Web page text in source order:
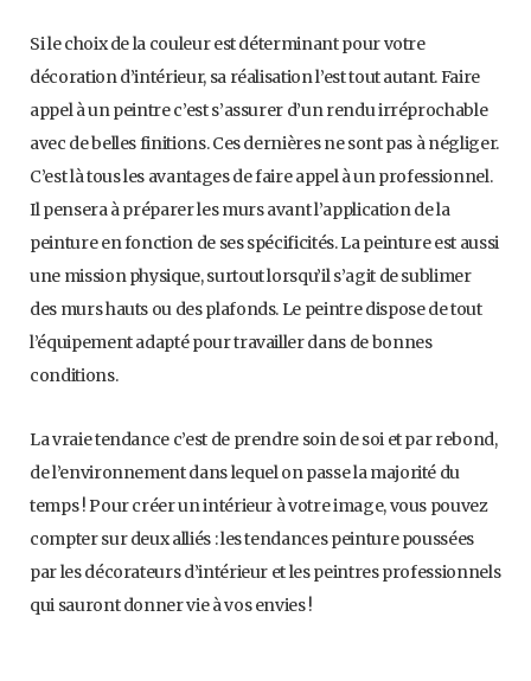
Si le choix de la couleur est déterminant pour votre
décoration d’intérieur, sa réalisation l’est tout autant. Faire
appel à un peintre c’est s’assurer d’un rendu irréprochable
avec de belles finitions. Ces dernières ne sont pas à négliger.
C’est là tous les avantages de faire appel à un professionnel.
Il pensera à préparer les murs avant l’application de la
peinture en fonction de ses spécificités. La peinture est aussi
une mission physique, surtout lorsqu’il s’agit de sublimer
des murs hauts ou des plafonds. Le peintre dispose de tout
l’équipement adapté pour travailler dans de bonnes
conditions.
La vraie tendance c’est de prendre soin de soi et par rebond,
de l’environnement dans lequel on passe la majorité du
temps ! Pour créer un intérieur à votre image, vous pouvez
compter sur deux alliés : les tendances peinture poussées
par les décorateurs d’intérieur et les peintres professionnels
qui sauront donner vie à vos envies !